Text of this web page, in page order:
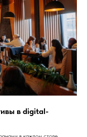
в digital-